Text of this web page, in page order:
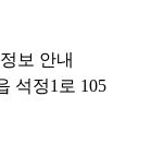
보 안내
석정1로 105